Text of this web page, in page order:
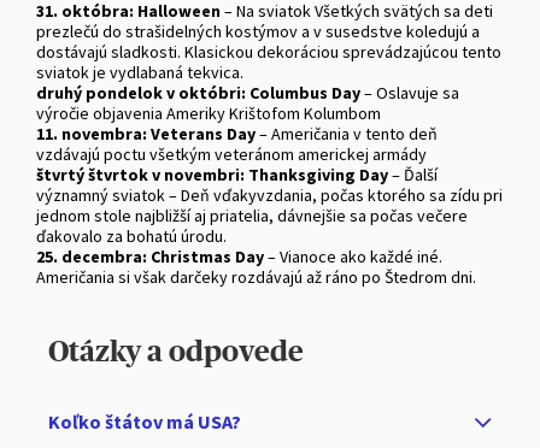
31. októbra: Halloween– Na sviatok Všetkých svätých sa deti
prezlečú do strašidelných kostýmov a v susedstve koledujú a
dostávajú sladkosti. Klasickou dekoráciou sprevádzajúcou tento
sviatok je vydlabaná tekvica.
druhý pondelok v októbri: Columbus Day– Oslavuje sa
výročie objavenia Ameriky Krištofom Kolumbom
11. novembra: Veterans Day– Američania v tento deň
vzdávajú poctu všetkým veteránom americkej armády
štvrtý štvrtok v novembri: Thanksgiving Day– Ďalší
významný sviatok – Deň vďakyvzdania, počas ktorého sa zídu pri
jednom stole najbližší aj priatelia, dávnejšie sa počas večere
ďakovalo za bohatú úrodu.
25. decembra: Christmas Day– Vianoce ako každé iné.
Američania si však darčeky rozdávajú až ráno po Štedrom dni.
Otázky a odpovede
Koľko štátov má USA?